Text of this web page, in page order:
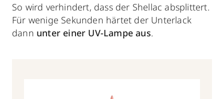
So wird verhindert, dass der Shellac absplittert.
Für wenige Sekunden härtet der Unterlack
dann unter einer UV-Lampe aus.